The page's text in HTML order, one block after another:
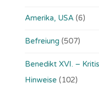
Amerika, USA (6)
Befreiung (507)
Benedikt XVI. –
Hinweise (102)